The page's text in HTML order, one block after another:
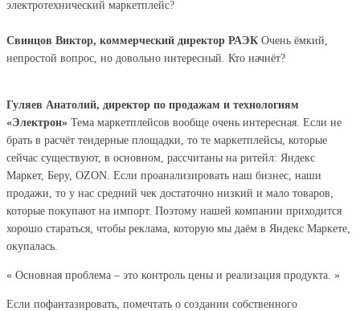
электротехнический маркетплейс?
Свинцов Виктор, коммерческий директор РАЭК Очень ёмкий,
непростой вопрос, но довольно интересный. Кто начнёт?
Гуляев Анатолий, директор по продажам и технологиям
«Электрон» Тема маркетплейсов вообще очень интересная. Если не
брать в расчёт тендерные площадки, то те маркетплейсы, которые
сейчас существуют, в основном, рассчитаны на ритейл: Яндекс
Маркет, Беру, OZON. Если проанализировать наш бизнес, наши
продажи, то у нас средний чек достаточно низкий и мало товаров,
которые покупают на импорт. Поэтому нашей компании приходится
хорошо стараться, чтобы реклама, которую мы даём в Яндекс Маркете,
окупалась.
« Основная проблема – это контроль цены и реализация продукта. »
Если пофантазировать, помечтать о создании собственного